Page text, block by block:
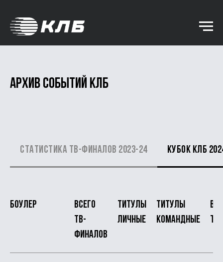
Архив событий КЛБ
Статистика ТВ-финалов 2023-24 Кубок КЛБ
Боулер
Всего
ТВ-
финалов
Титулы
Личные
Титулы
Командные